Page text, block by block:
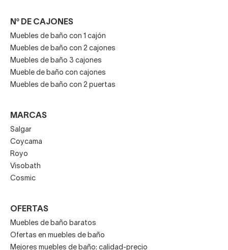
Nº DE CAJONES
Muebles de baño con 1 cajón
Muebles de baño con 2 cajones
Muebles de baño 3 cajones
Mueble de baño con cajones
Muebles de baño con 2 puertas
MARCAS
Salgar
Coycama
Royo
Visobath
Cosmic
OFERTAS
Muebles de baño baratos
Ofertas en muebles de baño
Mejores muebles de baño: calidad-precio